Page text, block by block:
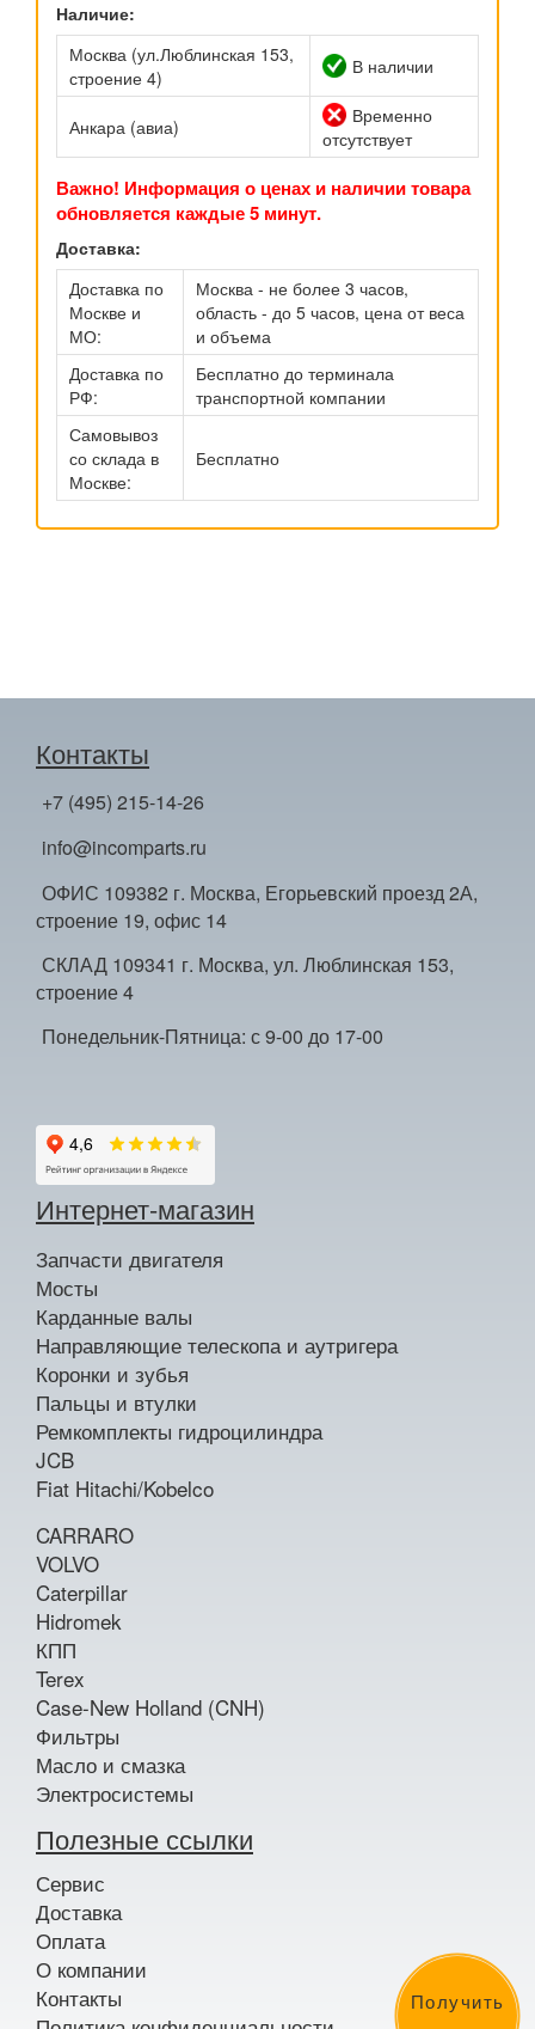
Получить
Наличие:
Москва (ул.Люблинская 153,
строение 4)
В наличии
Анкара (авиа)
Временно
отсутствует
Важно! Информация о ценах и наличии товара
обновляется каждые 5 минут.
Доставка:
Доставка по
Москве и
МО:
Москва - не более 3 часов,
область - до 5 часов, цена от веса
и объема
Доставка по
РФ:
Бесплатно до терминала
транспортной компании
Самовывоз
со склада в
Москве:
Бесплатно
Контакты
+7 (495) 215-14-26
info@incomparts.ru
ОФИС 109382 г. Москва, Егорьевский проезд 2А,
строение 19, офис 14
СКЛАД 109341 г. Москва, ул. Люблинская 153,
строение 4
Понедельник-Пятница: с 9-00 до 17-00
Интернет-магазин
Запчасти двигателя
Мосты
Карданные валы
Направляющие телескопа и аутригера
Коронки и зубья
Пальцы и втулки
Ремкомплекты гидроцилиндра
JCB
Fiat Hitachi/Kobelco
CARRARO
VOLVO
Caterpillar
Hidromek
КПП
Terex
Case-New Holland (CNH)
Фильтры
Масло и смазка
Электросистемы
Полезные ссылки
Сервис
Доставка
Оплата
О компании
Контакты